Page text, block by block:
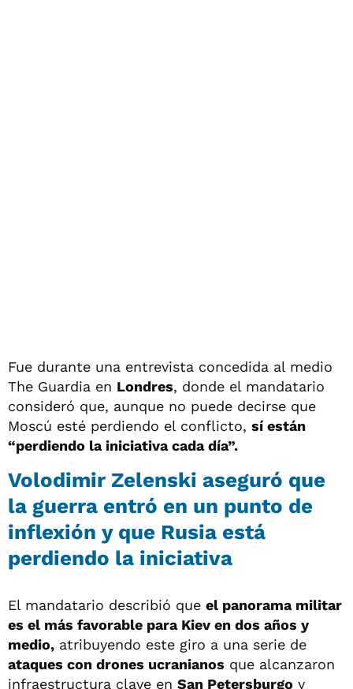
Fue durante una entrevista concedida al medio
The Guardia en Londres, donde el mandatario
consideró que, aunque no puede decirse que
Moscú esté perdiendo el conflicto, sí están
“perdiendo la iniciativa cada día”.
Volodimir Zelenski aseguró que
la guerra entró en un punto de
inflexión y que Rusia está
perdiendo la iniciativa
El mandatario describió que el panorama militar
es el más favorable para Kiev en dos años y
medio, atribuyendo este giro a una serie de
ataques con drones ucranianos que alcanzaron
infraestructura clave en San Petersburgo y